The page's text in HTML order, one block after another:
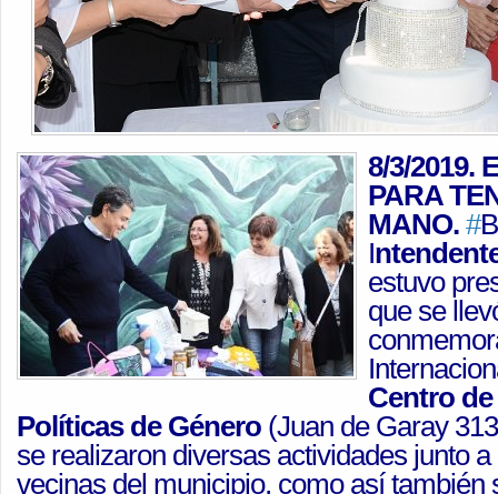
8/3/2019.
PARA
MANO. #
I
estuvo
que se
Centro
Políticas de Género (Juan de Garay
se realizaron diversas actividades junto
vecinas del municipio, como así también